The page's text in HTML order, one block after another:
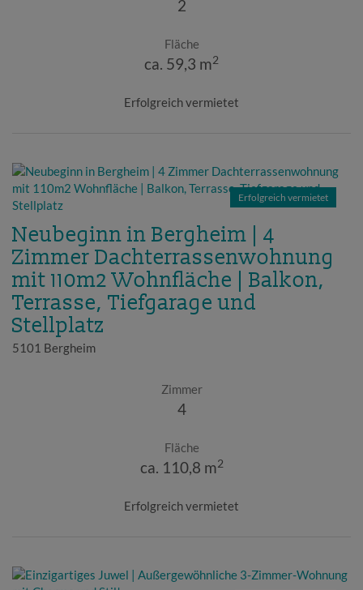
2
Fläche
ca. 59,3 m2
Erfolgreich vermietet
Erfolgreich vermietet
Neubeginn in Bergheim | 4
Zimmer Dachterrassenwohnung
mit 110m2 Wohnfläche | Balkon,
Terrasse, Tiefgarage und
Stellplatz
5101 Bergheim
Zimmer
4
Fläche
ca. 110,8 m2
Erfolgreich vermietet